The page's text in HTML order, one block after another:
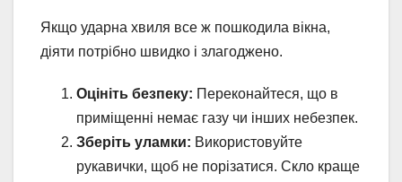
Якщо ударна хвиля все ж пошкодила вікна,
діяти потрібно швидко і злагоджено.
Оцініть безпеку: Переконайтеся, що в
приміщенні немає газу чи інших небезпек.
Зберіть уламки: Використовуйте
рукавички, щоб не порізатися. Скло краще